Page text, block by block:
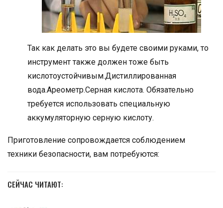
Так как делать это вы будете своими руками, то
инструмент также должен тоже быть
кислотоустойчивым.Дистиллированная
вода.Ареометр.Серная кислота. Обязательно
требуется использовать специальную
аккумуляторную серную кислоту.
Приготовление сопровождается соблюдением
техники безопасности, вам потребуются:
СЕЙЧАС ЧИТАЮТ: